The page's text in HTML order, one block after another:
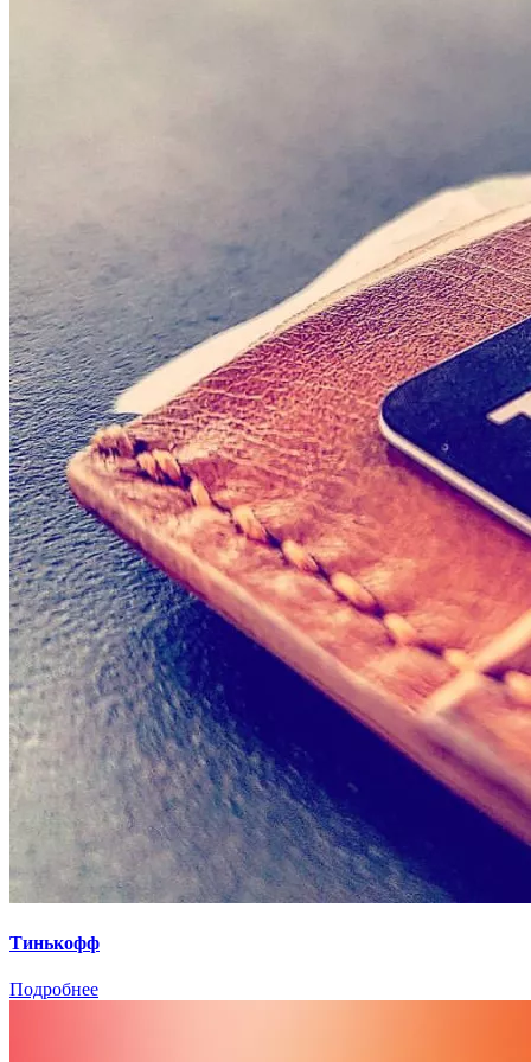
Тинькофф
Подробнее